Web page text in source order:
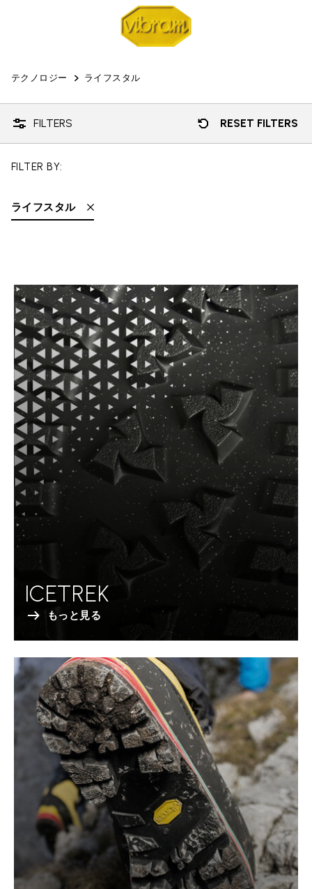
テクノロジー ライフスタル
FILTERS RESET FILTERS
FILTER BY:
ライフスタル
ICETREK
もっと見る